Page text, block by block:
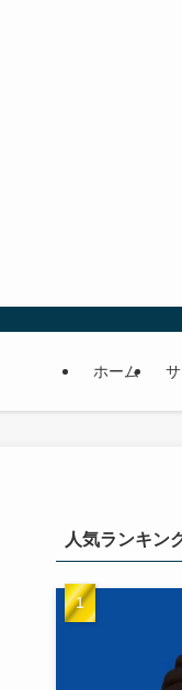
ホーム
人気ランキン